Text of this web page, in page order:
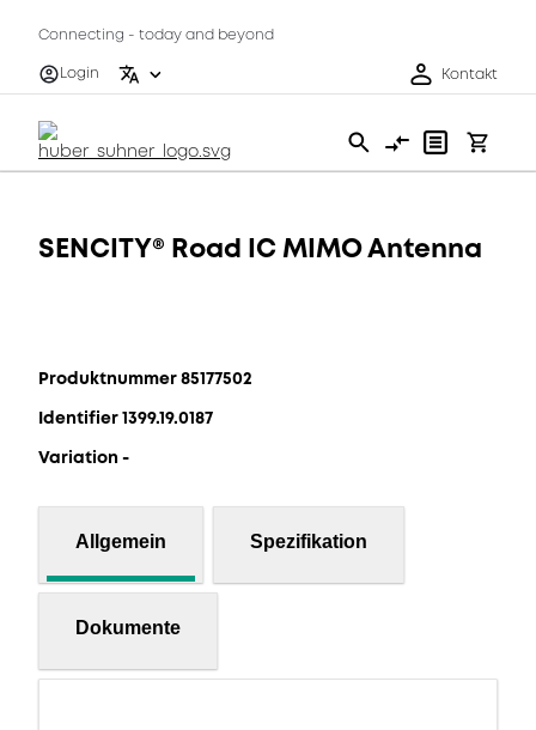
Connecting - today and beyond
Login
Kontakt
SENCITY® Road IC MIMO Antenna
Produktnummer 85177502
Identifier 1399.19.0187
Variation -
Allgemein Spezifikation
Dokumente